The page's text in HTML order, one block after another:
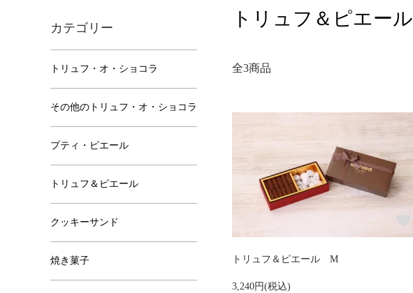
トリュフ＆ピエール
全3商品
トリュフ＆ピエール M
3,240円(税込)
カテゴリー
トリュフ・オ・ショコラ
その他のトリュフ・オ・ショコラ
プティ・ピエール
トリュフ＆ピエール
クッキーサンド
焼き菓子